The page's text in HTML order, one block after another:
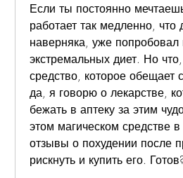
Если ты постоянно
работает так медленно,
наверняка, уже попробовал
экстремальных диет. Но
средство, которое обещает
да, я говорю о лекарстве,
бежать в аптеку за этим
этом магическом средстве
отзывы о похудении после
рискнуть и купить его.